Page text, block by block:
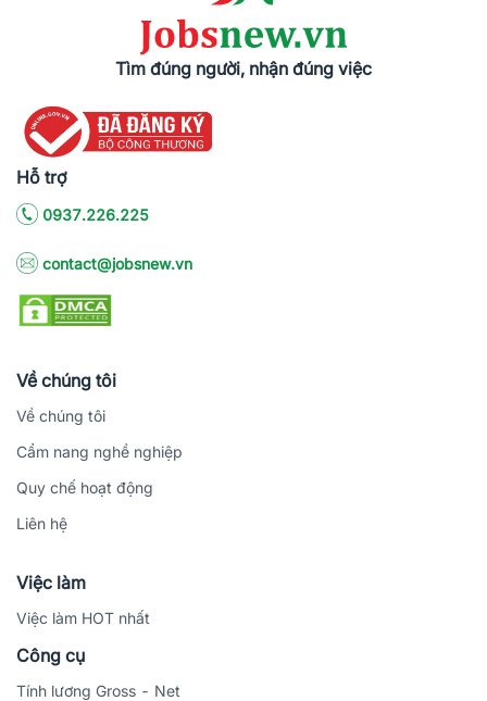
Tìm đúng người, nhận đúng việc
Hỗ trợ
0937.226.225
contact@jobsnew.vn
Về chúng tôi
Về chúng tôi
Cẩm nang nghề nghiệp
Quy chế hoạt động
Liên hệ
Việc làm
Việc làm HOT nhất
Công cụ
Tính lương Gross - Net